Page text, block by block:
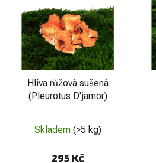
Hlíva růžová sušená
(Pleurotus D'jamor)
Skladem (>5 kg)
295 Kč